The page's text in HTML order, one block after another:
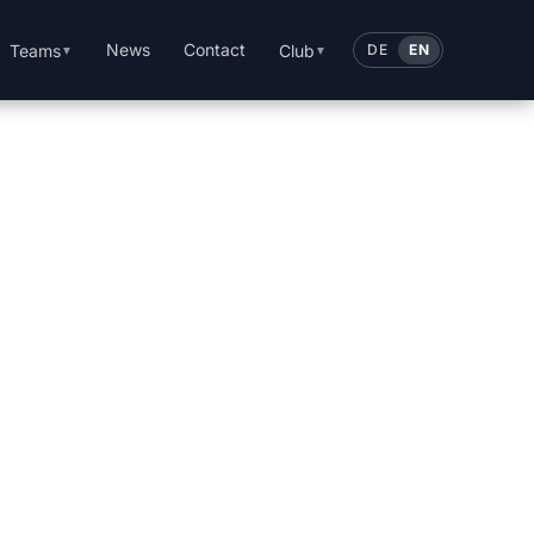
Teams▼ News Contact Club ▼ DE EN